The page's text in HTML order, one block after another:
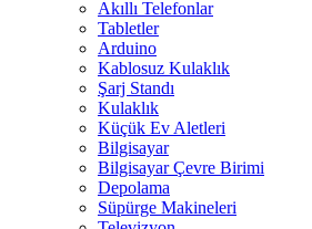
Akıllı Telefonlar
Tabletler
Arduino
Kablosuz Kulaklık
Şarj Standı
Kulaklık
Küçük Ev Aletleri
Bilgisayar
Bilgisayar Çevre Birimi
Depolama
Süpürge Makineleri